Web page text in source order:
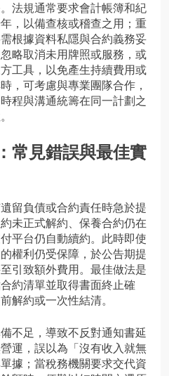
法規通常要求會計帳簿和紀
，以備查核或稽查之用；重
根據資料私隱與合約義務妥
略取消未用牌照或服務，或
工具，以免產生持續費用或
，可考慮與專業團隊合作，
程與溝通統籌在同一計劃之
常見錯誤與最佳實
留負債或合約責任時急於提
未正式解約、保養合約仍在
平台仍自動續約。此時即使
權利仍受保障，於公告期提
引致額外費用。最佳做法是
約清單並取得書面終止確
解約或一次性結清。
不足，導致不反對通知書延
運，誤以為「沒有收入就無
據；當稅務機關要求交代資